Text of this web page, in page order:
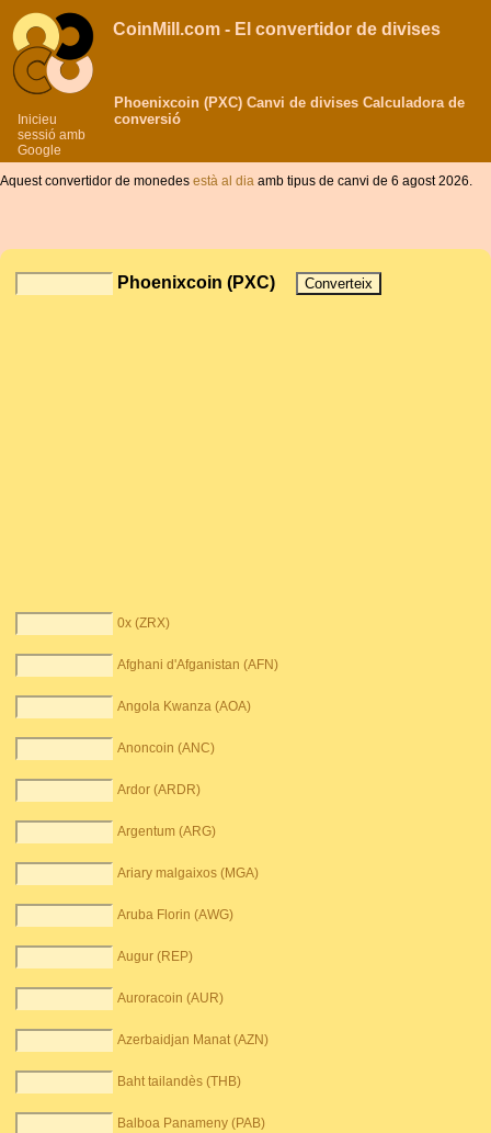
Inicieu
sessió amb
Google
CoinMill.com - El convertidor de divises
Phoenixcoin (PXC) Canvi de divises Calculadora de
conversió
Aquest convertidor de monedes està al dia amb tipus de canvi de 6 agost 2026.
Phoenixcoin (PXC)
0x (ZRX)
Afghani d'Afganistan (AFN)
Angola Kwanza (AOA)
Anoncoin (ANC)
Ardor (ARDR)
Argentum (ARG)
Ariary malgaixos (MGA)
Aruba Florin (AWG)
Augur (REP)
Auroracoin (AUR)
Azerbaidjan Manat (AZN)
Baht tailandès (THB)
Balboa Panameny (PAB)